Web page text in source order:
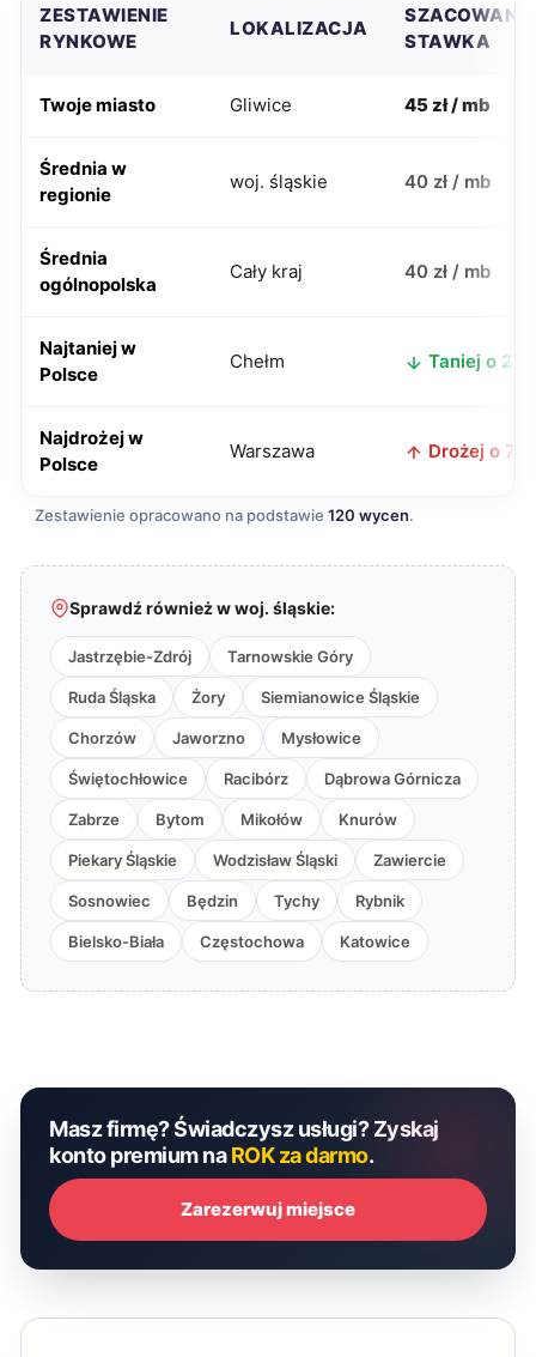
ZESTAWIENIE
RYNKOWE
LOKALIZACJA
SZACOWANA
STAWKA
Twoje miasto Gliwice 45 zł / mb
Średnia w
regionie
woj. śląskie 40 zł / mb
Średnia
ogólnopolska
Cały kraj 40 zł / mb
Najtaniej w
Polsce
Chełm Taniej o 27
Najdrożej w
Polsce
Warszawa Drożej o 7 zł
Zestawienie opracowano na podstawie 120 wycen.
Sprawdź również w woj. śląskie:
Jastrzębie-Zdrój Tarnowskie Góry
Ruda Śląska Żory Siemianowice Śląskie
Chorzów Jaworzno Mysłowice
Świętochłowice Racibórz Dąbrowa Górnicza
Zabrze Bytom Mikołów Knurów
Piekary Śląskie Wodzisław Śląski Zawiercie
Sosnowiec Będzin Tychy Rybnik
Bielsko-Biała Częstochowa Katowice
Masz firmę? Świadczysz usługi? Zyskaj
konto premium naROK za darmo.
Zarezerwuj miejsce